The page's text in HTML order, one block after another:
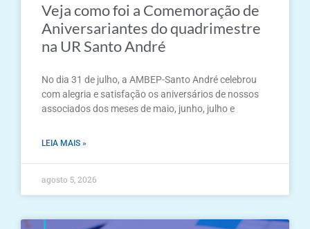
Veja como foi a Comemoração de
Aniversariantes do quadrimestre
na UR Santo André
No dia 31 de julho, a AMBEP-Santo André celebrou
com alegria e satisfação os aniversários de nossos
associados dos meses de maio, junho, julho e
LEIA MAIS »
agosto 5, 2026